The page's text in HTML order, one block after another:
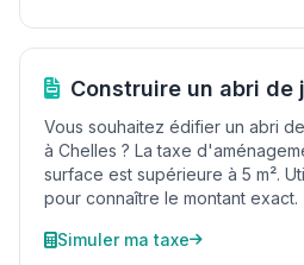
Construire un abri de
Vous souhaitez édifier un abri
à Chelles ? La taxe
surface est supérieure à 5 m².
pour connaître le montant exact.
Simuler ma taxe